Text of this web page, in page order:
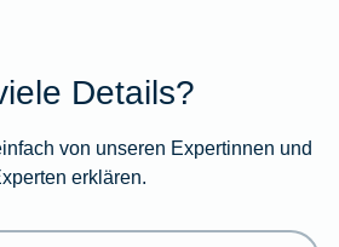
Details?
von unseren Expertinnen und
erklären.